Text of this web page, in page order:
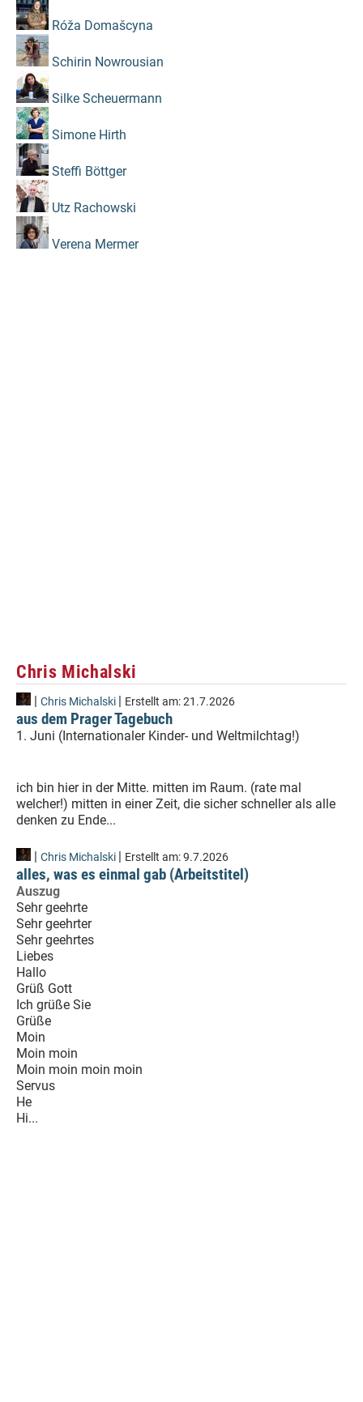
Róža Domašcyna
Schirin Nowrousian
Silke Scheuermann
Simone Hirth
Steffi Böttger
Utz Rachowski
Verena Mermer
Chris Michalski
| Chris Michalski | Erstellt am:21.7.2026
aus dem Prager Tagebuch
1. Juni (Internationaler Kinder- und Weltmilchtag!)
ich bin hier in der Mitte. mitten im Raum. (rate mal
welcher!) mitten in einer Zeit, die sicher schneller als alle
denken zu Ende...
| Chris Michalski | Erstellt am:9.7.2026
alles, was es einmal gab (Arbeitstitel)
Auszug
Sehr geehrte
Sehr geehrter
Sehr geehrtes
Liebes
Hallo
Grüß Gott
Ich grüße Sie
Grüße
Moin
Moin moin
Moin moin moin moin
Servus
He
Hi...